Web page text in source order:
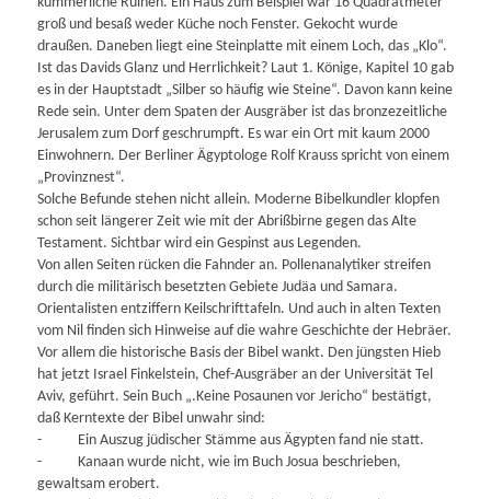
groß und besaß weder Küche noch Fenster. Gekocht wurde
draußen. Daneben liegt eine Steinplatte mit einem Loch, das „Klo“.
Ist das Davids Glanz und Herrlichkeit? Laut 1. Könige, Kapitel 10 gab
es in der Hauptstadt „Silber so häufig wie Steine“. Davon kann keine
Rede sein. Unter dem Spaten der Ausgräber ist das bronzezeitliche
Jerusalem zum Dorf geschrumpft. Es war ein Ort mit kaum 2000
Einwohnern. Der Berliner Ägyptologe Rolf Krauss spricht von einem
„Provinznest“.
Solche Befunde stehen nicht allein. Moderne Bibelkundler klopfen
schon seit längerer Zeit wie mit der Abrißbirne gegen das Alte
Testament. Sichtbar wird ein Gespinst aus Legenden.
Von allen Seiten rücken die Fahnder an. Pollenanalytiker streifen
durch die militärisch besetzten Gebiete Judäa und Samara.
Orientalisten entziffern Keilschrifttafeln. Und auch in alten Texten
vom Nil finden sich Hinweise auf die wahre Geschichte der Hebräer.
Vor allem die historische Basis der Bibel wankt. Den jüngsten Hieb
hat jetzt Israel Finkelstein, Chef-Ausgräber an der Universität Tel
Aviv, geführt. Sein Buch „.Keine Posaunen vor Jericho“ bestätigt,
daß Kerntexte der Bibel unwahr sind:
- Ein Auszug jüdischer Stämme aus Ägypten fand nie statt.
- Kanaan wurde nicht, wie im Buch Josua beschrieben,
gewaltsam erobert.